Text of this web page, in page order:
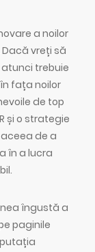
a noilor
vreți să
trebuie
fața noilor
de top
și o strategie
de a
în a lucra
îngustă a
paginile